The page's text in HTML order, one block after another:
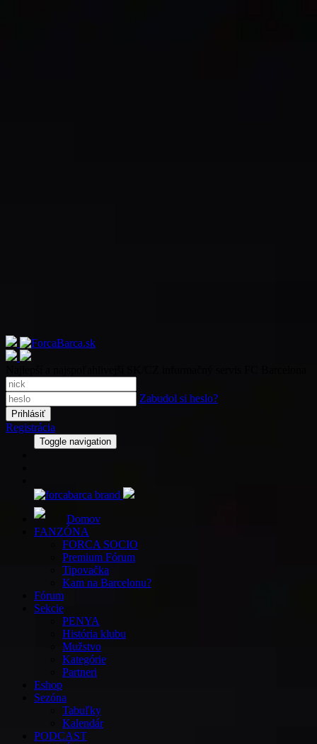
Zabudol si heslo?
Registrácia
Toggle navigation
Domov
FANZÓNA
FORCA SOCIO
Premium Fórum
Tipovačka
Kam na Barcelonu?
Fórum
Sekcie
PENYA
História klubu
Mužstvo
Kategórie
Partneri
Eshop
Sezóna
Tabuľky
Kalendár
PODCAST